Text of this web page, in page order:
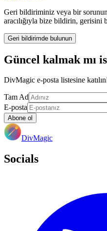
Geri bildiriminiz veya bir
aracılığıyla bize bildirin, gerisini
Geri bildirimde bulunun
Güncel kalmak mı
DivMagic e-posta listesine
Tam Ad
E-posta
Abone ol
DivMagic
Socials